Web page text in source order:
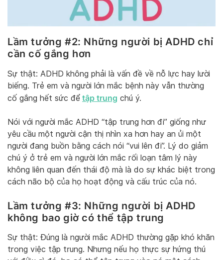
Lầm tưởng #2: Những người bị ADHD chỉ
cần cố gắng hơn
Sự thật: ADHD không phải là vấn đề về nỗ lực hay lười
biếng. Trẻ em và người lớn mắc bệnh này vẫn thường
cố gắng hết sức để tập trung chú ý.
Nói với người mắc ADHD “tập trung hơn đi” giống như
yêu cầu một người cận thị nhìn xa hơn hay an ủi một
người đang buồn bằng cách nói “vui lên đi”. Lý do giảm
chú ý ở trẻ em và người lớn mắc rối loạn tâm lý này
không liên quan đến thái độ mà là do sự khác biệt trong
cách não bộ của họ hoạt động và cấu trúc của nó.
Lầm tưởng #3: Những người bị ADHD
không bao giờ có thể tập trung
Sự thật: Đúng là người mắc ADHD thường gặp khó khăn
trong việc tập trung. Nhưng nếu họ thực sự hứng thú